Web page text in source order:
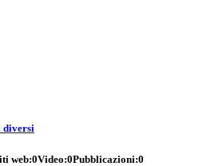
diversi
web:0Video:0Pubblicazioni:0